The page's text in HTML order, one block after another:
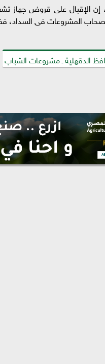
إن الإقبال على قروض جهاز
أصحاب المشروعات فى
الدقهلية ـ مشروعات الشباب